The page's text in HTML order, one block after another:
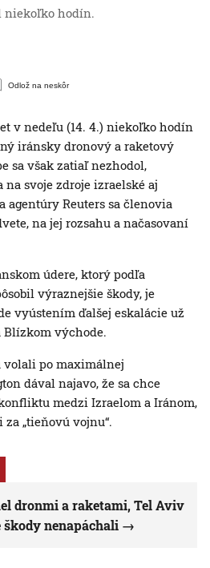
niekoľko hodín.
Odlož na neskôr
v nedeľu (14. 4.) niekoľko hodín
iránsky dronový a raketový
sa však zatiaľ nezhodol,
svoje zdroje izraelské aj
agentúry Reuters sa členovia
na jej rozsahu a načasovaní
údere, ktorý podľa
výraznejšie škody, je
vyústením ďalšej eskalácie už
Blízkom východe.
po maximálnej
dával najavo, že sa chce
medzi Izraelom a Iránom,
„tieňovú vojnu“.
dronmi a raketami, Tel Aviv
nenapáchali